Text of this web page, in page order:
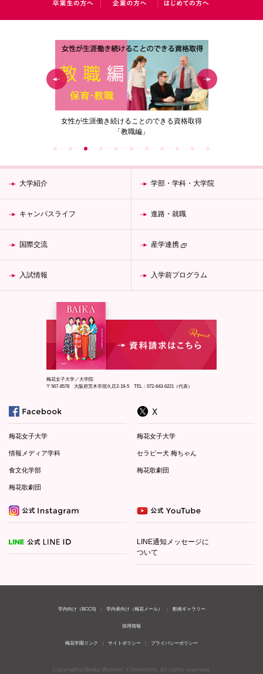
女性が生涯働き続けることのできる資格取得
「教職編」
大学紹介 学部・学科・大学院
キャンパスライフ 進路・就職
国際交流 産学連携
入試情報 入学前プログラム
梅花女子大学／大学院
〒567-8578 大阪府茨木市宿久庄2-19-5 TEL：072-643-6221（代表）
梅花女子大学
情報メディア学科
食文化学部
梅花歌劇団
梅花女子大学
セラピー犬 梅ちゃん
梅花歌劇団
LINE通知メッセージに
ついて
学内向け（BCCS) 学内者向け（梅花メール） 動画ギャラリー
採用情報
梅花学園リンク サイトポリシー プライバシーポリシー